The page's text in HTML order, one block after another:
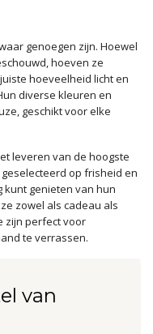
genoegen zijn. Hoewel
hoeven ze
hoeveelheid licht en
diverse kleuren en
geschikt voor elke
leveren van de hoogste
op frisheid en
kunt genieten van hun
zowel als cadeau als
zijn perfect voor
te verrassen.
van